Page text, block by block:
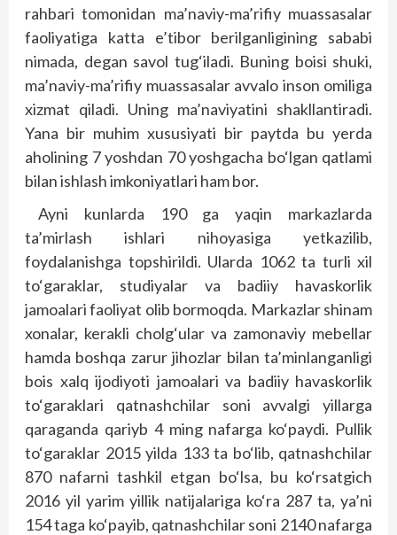
rahbari tomonidan ma’naviy-ma’rifiy muassasalar
faoliyatiga katta e’tibor berilganligining sababi
nimada, degan savol tug‘iladi. Buning boisi shuki,
ma’naviy-ma’rifiy muassasalar avvalo inson omiliga
xizmat qiladi. Uning ma’naviyatini shakllantiradi.
Yana bir muhim xususiyati bir paytda bu yerda
aholining 7 yoshdan 70 yoshgacha bo‘lgan qatlami
bilan ishlash imkoniyatlari ham bor.
Ayni kunlarda 190 ga yaqin markazlarda
ta’mirlash ishlari nihoyasiga yetkazilib,
foydalanishga topshirildi. Ularda 1062 ta turli xil
to‘garaklar, studiyalar va badiiy havaskorlik
jamoalari faoliyat olib bormoqda. Markazlar shinam
xonalar, kerakli cholg‘ular va zamonaviy mebellar
hamda boshqa zarur jihozlar bilan ta’minlanganligi
bois xalq ijodiyoti jamoalari va badiiy havaskorlik
to‘garaklari qatnashchilar soni avvalgi yillarga
qaraganda qariyb 4 ming nafarga ko‘paydi. Pullik
to‘garaklar 2015 yilda 133 ta bo‘lib, qatnashchilar
870 nafarni tashkil etgan bo‘lsa, bu ko‘rsatgich
2016 yil yarim yillik natijalariga ko‘ra 287 ta, ya’ni
154 taga ko‘payib, qatnashchilar soni 2140 nafarga